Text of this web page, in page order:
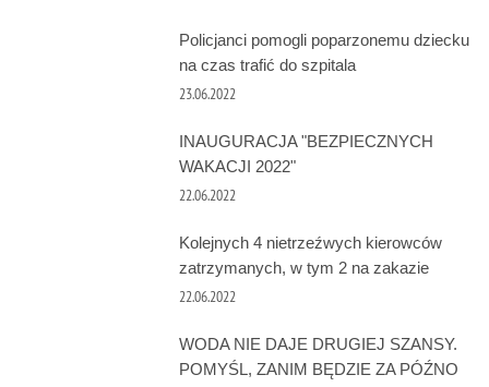
Policjanci pomogli poparzonemu dziecku
na czas trafić do szpitala
23.06.2022
INAUGURACJA "BEZPIECZNYCH
WAKACJI 2022"
22.06.2022
Kolejnych 4 nietrzeźwych kierowców
zatrzymanych, w tym 2 na zakazie
22.06.2022
WODA NIE DAJE DRUGIEJ SZANSY.
POMYŚL, ZANIM BĘDZIE ZA PÓŹNO